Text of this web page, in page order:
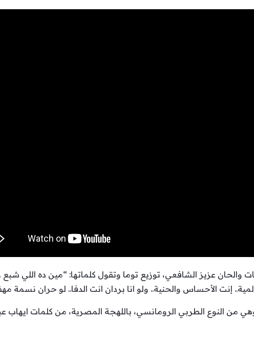
عزيز الشافعي، توزيع توما وتقول كلماتها: “مين ده اللي شبع
إنت الأحساس والحنية.. ولو انا بردان انت الدفا.. لو حران نسمة
من النوع الطربي الرومانسي، باللهجة المصرية، من كلمات ايهاب